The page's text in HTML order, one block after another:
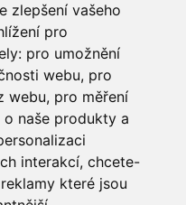
zlepšení vašeho
pro
pro umožnění
webu, pro
webu, pro měření
o naše produkty a
interakcí, chcete-
které jsou
Chcete
Martina Chalupu: